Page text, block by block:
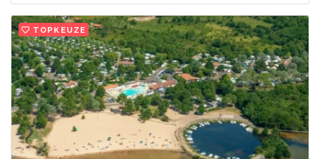
TOPKEUZE